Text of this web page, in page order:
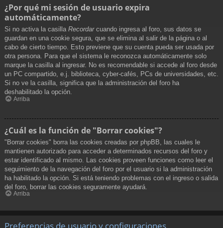
¿Por qué mi sesión de usuario expira
automáticamente?
Si no activa la casilla Recordarcuando ingresa al foro, sus datos se
guardan en una cookie segura, que se elimina al salir de la página o al
cabo de cierto tiempo. Esto previene que su cuenta pueda ser usada por
otra persona. Para que el sistema le reconozca automáticamente solo
marque la casilla al ingresar. No es recomendable si accede al foro desde
un PC compartido, e.j. biblioteca, cyber-cafés, PCs de universidades, etc.
Si no ve la casilla, significa que la administración del foro ha
deshabilitado la opción.
Arriba
¿Cuál es la función de "Borrar cookies"?
"Borrar cookies" borra las cookies creadas por phpBB, las cuales le
mantienen autorizado para acceder a determinados recursos del foro y
estar identificado al mismo. Las cookies proveen funciones como leer el
seguimiento de la navegación del foro por el usuario si la administración
ha habilitado la opción. Si está teniendo problemas con el ingreso o salida
del foro, borrar las cookies seguramente ayudará.
Arriba